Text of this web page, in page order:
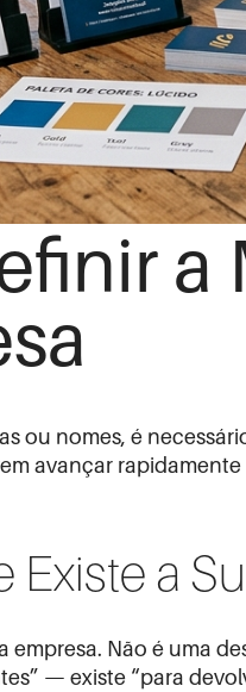
a
ou nomes, é
avançar
Existe a
empresa. Não é uma
— existe “para